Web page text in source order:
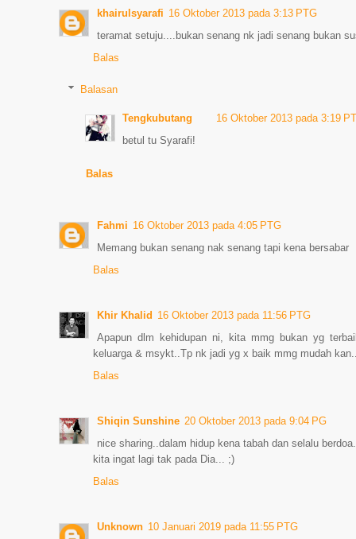
khairulsyarafi 16 Oktober 2013 pada 3:13 PTG
teramat setuju....bukan senang nk jadi senang bukan
Balas
Balasan
Tengkubutang
16 Oktober 2013 pada 3:19
betul tu Syarafi!
Balas
Fahmi 16 Oktober 2013 pada 4:05 PTG
Memang bukan senang nak senang tapi kena bersabar
Balas
Khir Khalid 16 Oktober 2013 pada 11:56 PTG
Apapun dlm kehidupan ni, kita mmg bukan yg
keluarga & msykt..Tp nk jadi yg x baik mmg mudah
Balas
Shiqin Sunshine 20 Oktober 2013 pada 9:04 PG
nice sharing..dalam hidup kena tabah dan selalu
kita ingat lagi tak pada Dia... ;)
Balas
Unknown 10 Januari 2019 pada 11:55 PTG